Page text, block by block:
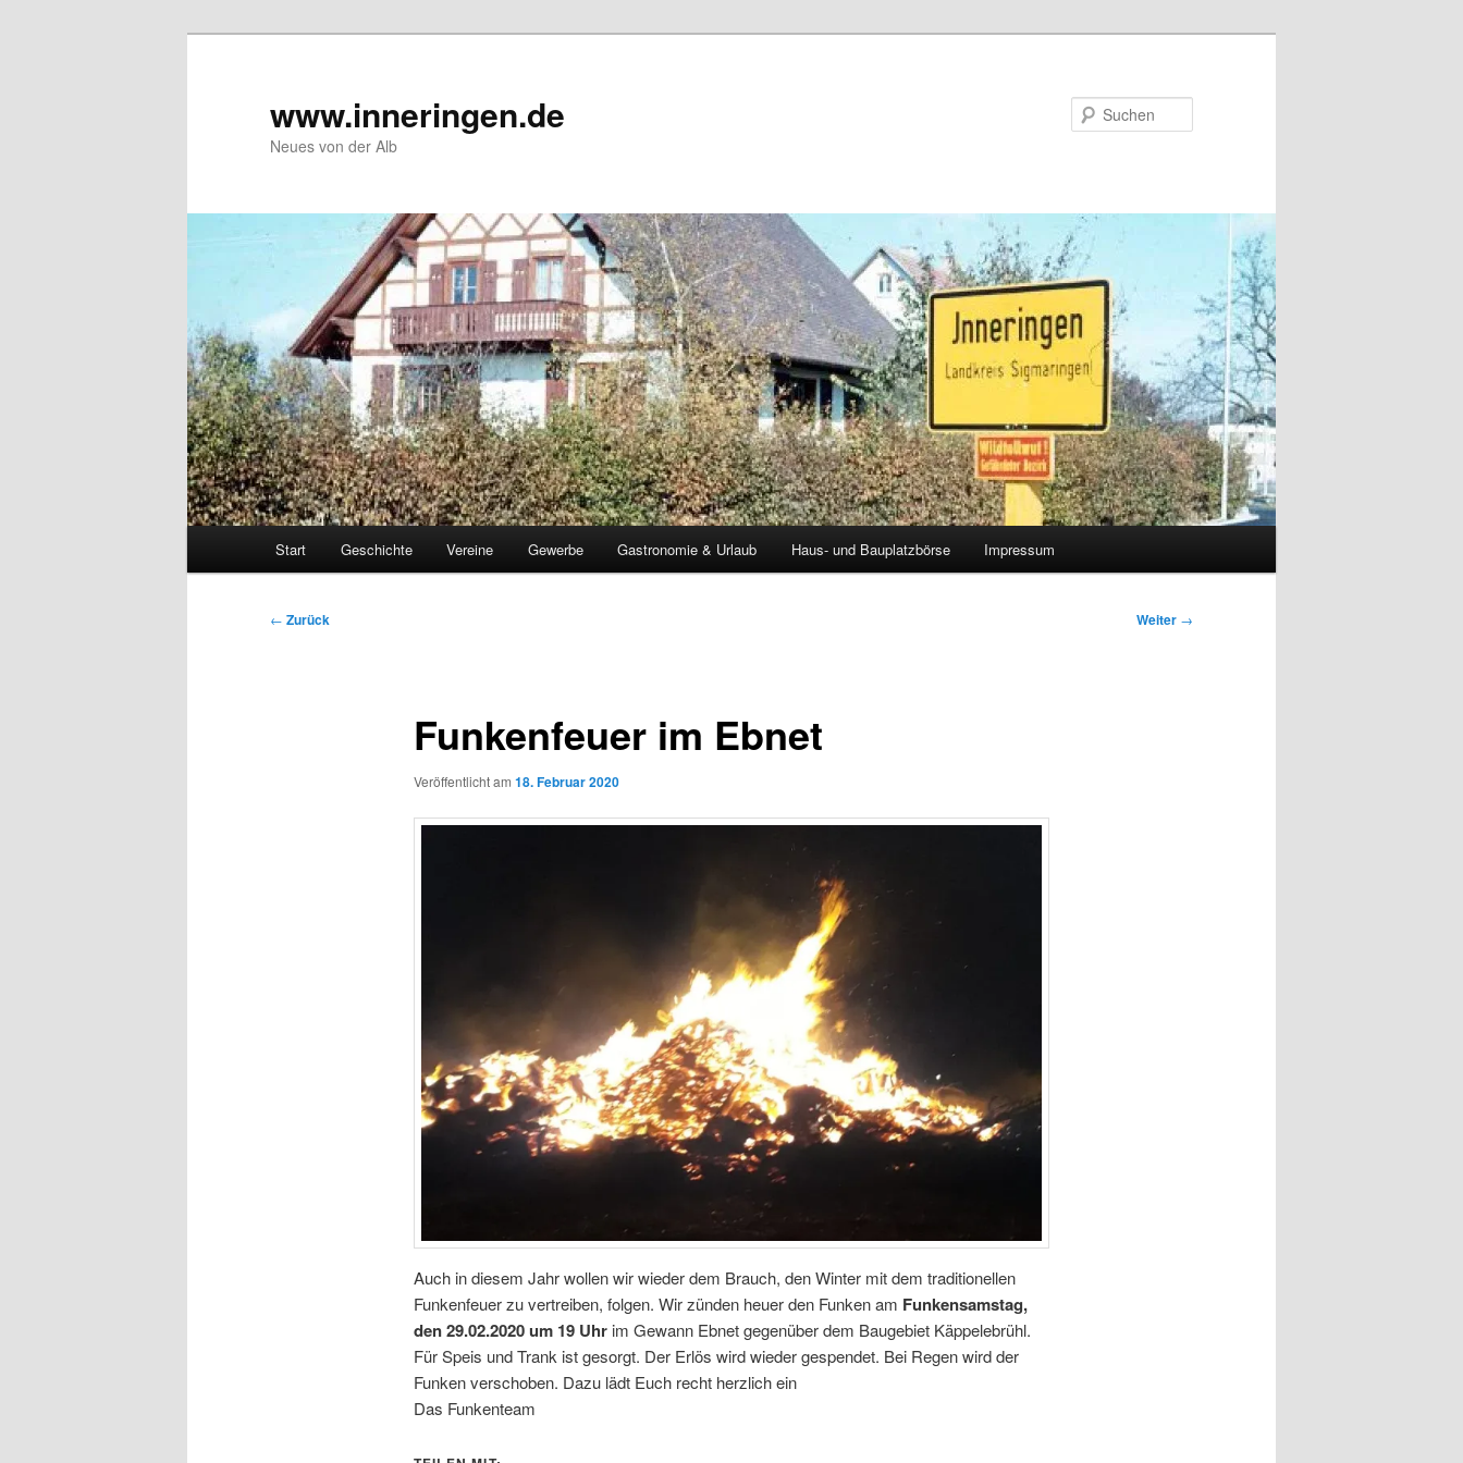
www.inneringen.de
Neues von der Alb
Start Geschichte Vereine Gewerbe Gastronomie & Urlaub Haus- und Bauplatzbörse Impressum
Beitragsnavigation
← Zurück Weiter →
Funkenfeuer im Ebnet
Veröffentlicht am 18. Februar 2020
Auch in diesem Jahr wollen wir wieder dem Brauch, den Winter mit dem traditionellen
Funkenfeuer zu vertreiben, folgen. Wir zünden heuer den Funken am Funkensamstag,
den 29.02.2020 um 19 Uhrim Gewann Ebnet gegenüber dem Baugebiet Käppelebrühl.
Für Speis und Trank ist gesorgt. Der Erlös wird wieder gespendet. Bei Regen wird der
Funken verschoben. Dazu lädt Euch recht herzlich ein
Das Funkenteam